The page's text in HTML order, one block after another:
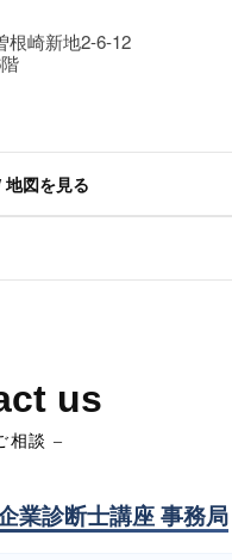
根崎新地2-6-12
図を見る
us
相談 –
業診断士講座 事務局